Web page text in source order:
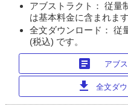
アブストラクト： 従量
は基本料金に含まれます
全文ダウンロード： 従
(税込) です。
article アブ
download 全文ダ